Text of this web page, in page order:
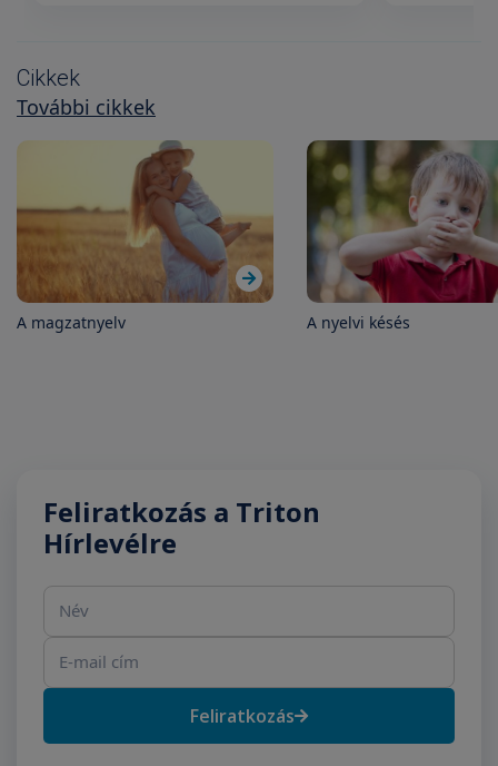
Cikkek
További cikkek
A magzatnyelv A nyelvi késés
Feliratkozás a Triton
Hírlevélre
Feliratkozás